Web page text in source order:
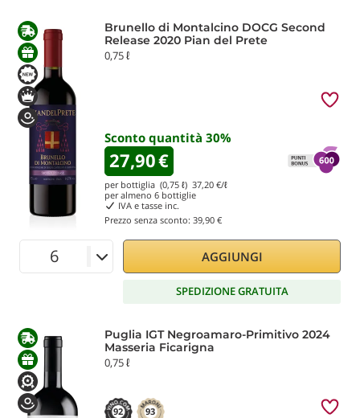
Brunello di Montalcino DOCG Second
Release 2020 Pian del Prete
0,75 ℓ
Sconto quantità 30%
27,90€
per bottiglia (0,75 ℓ) 37,20 €/ℓ
per almeno 6 bottiglie
IVA e tasse inc.
Prezzo senza sconto: 39,90 €
AGGIUNGI
SPEDIZIONE GRATUITA
Puglia IGT Negroamaro-Primitivo 2024
Masseria Ficarigna
0,75 ℓ
92 93